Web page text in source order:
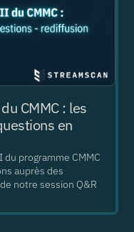
CMMC : les
en
programme CMMC
auprès des
notre session Q&R